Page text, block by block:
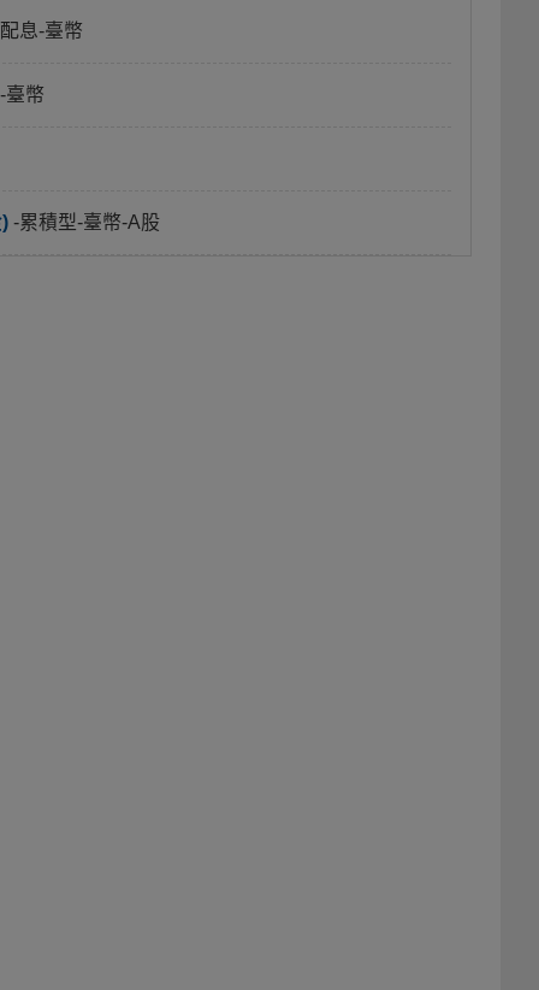
息-臺幣
臺幣
-累積型-臺幣-A股